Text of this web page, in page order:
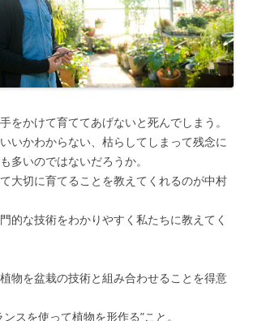
をかけて育ててあげないと死んでしまう。
いかわからない、枯らしてしまって残念に
多いのではないだろうか。
大切に育てることを教えてくれるのが中村
的な技術をわかりやすく私たちに教えてく
物を盆栽の技術と組み合わせることを得意
スを使って植物を形作る”こと。